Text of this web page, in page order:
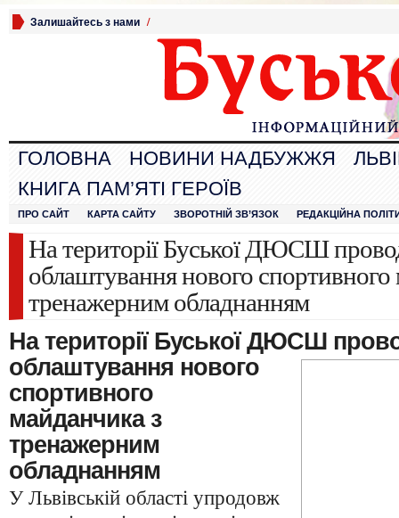
Залишайтесь з нами /
ГОЛОВНА НОВИНИ НАДБУЖЖЯ
КНИГА ПАМ’ЯТІ ГЕРОЇВ
ПРО САЙТ КАРТА САЙТУ ЗВОРОТНІЙ ЗВ’ЯЗОК РЕДАКЦІЙНА
На території Буської ДЮСШ
облаштування нового спортивного
тренажерним обладнанням
На території Буської ДЮСШ
облаштування нового
спортивного
майданчика з
тренажерним
обладнанням
У Львівській області упродовж